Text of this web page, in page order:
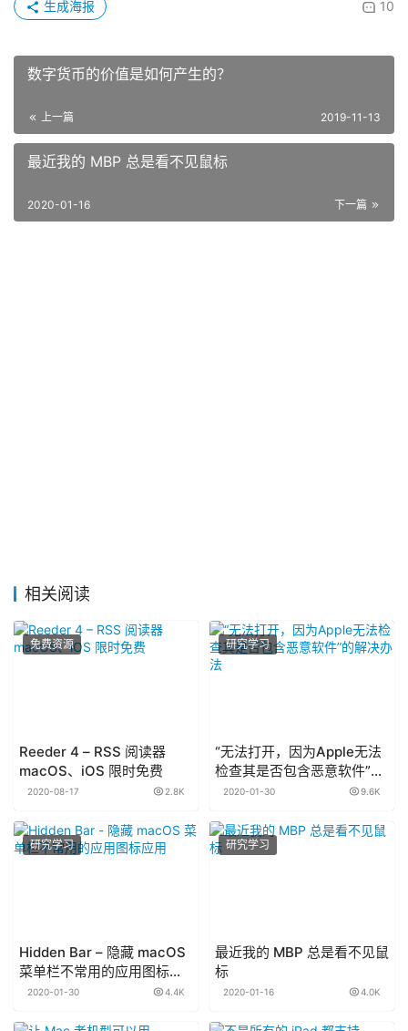
10
生成海报
数字货币的价值是如何产生的？
上一篇 2019-11-13
最近我的 MBP 总是看不见鼠标
下一篇
2020-01-16
相关阅读
免费资源
Reeder 4 – RSS 阅读器
macOS、iOS 限时免费
2020-08-17 2.8K
研究学习
“无法打开，因为Apple无法
检查其是否包含恶意软件”的
解决办法
2020-01-30 9.6K
研究学习
Hidden Bar – 隐藏 macOS
菜单栏不常用的应用图标应
用2020-01-30 4.4K
研究学习
最近我的 MBP 总是看不见鼠
标
2020-01-16 4.0K